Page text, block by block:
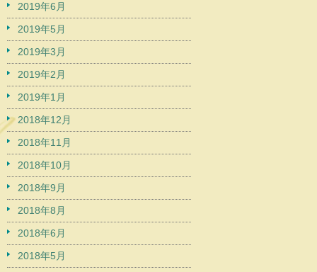
2019年6月
2019年5月
2019年3月
2019年2月
2019年1月
2018年12月
2018年11月
2018年10月
2018年9月
2018年8月
2018年6月
2018年5月